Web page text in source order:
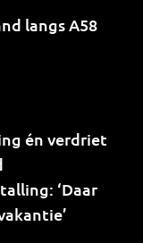
langs A58
én verdriet
‘Daar